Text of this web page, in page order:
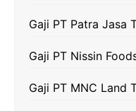
Gaji PT Patra Jasa
Gaji PT Nissin
Gaji PT MNC Land